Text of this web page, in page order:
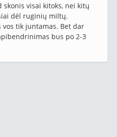
visai kitoks, nei kitų
dėl ruginių miltų.
vos tik juntamas. Bet dar
bus po 2-3